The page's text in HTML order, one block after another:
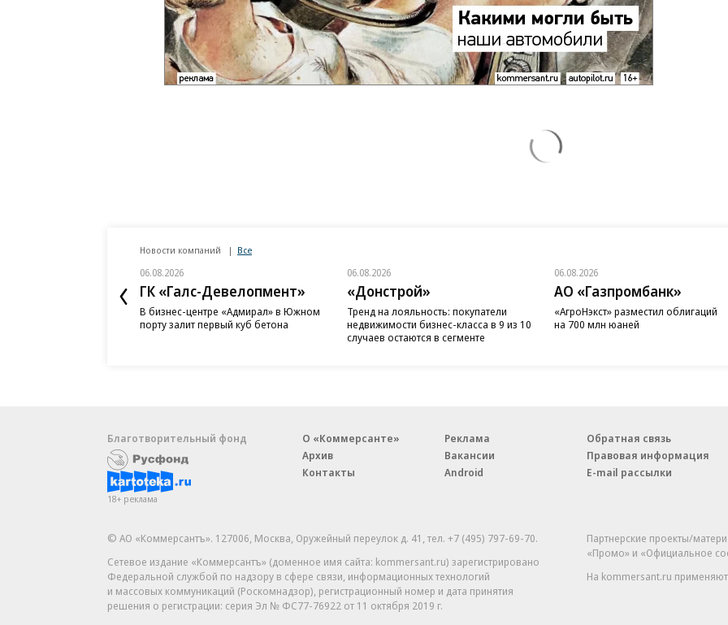
Новости компаний Все
06.08.2026
ГК «Галс-Девелопмент»
В бизнес-центре «Адмирал» в Южном
порту залит первый куб бетона
06.08.2026
«Донстрой»
Тренд на лояльность: покупатели
недвижимости бизнес-класса в 9 из 10
случаев остаются в сегменте
06.08.2026
АО «Газпромбанк»
«АгроНэкст» разместил облигаций
на 700 млн юаней
Благотворительный фонд
18+ реклама
О «Коммерсанте»
Архив
Контакты
Реклама
Вакансии
Android
Обратная связь
Правовая информация
E-mail рассылки
© АО «Коммерсантъ». 127006, Москва, Оружейный переулок д. 41,тел. +7 (495) 797-69-70.
Сетевое издание «Коммерсантъ» (доменное имя сайта: kommersant.ru) зарегистрировано
Федеральной службой по надзору в сфере связи, информационных технологий
и массовых коммуникаций (Роскомнадзор), регистрационный номер и дата принятия
решения о регистрации: серия Эл № ФС77-76922 от 11 октября 2019 г.
Партнерские проекты/
«Промо» и «Официальное
На kommersant.ru